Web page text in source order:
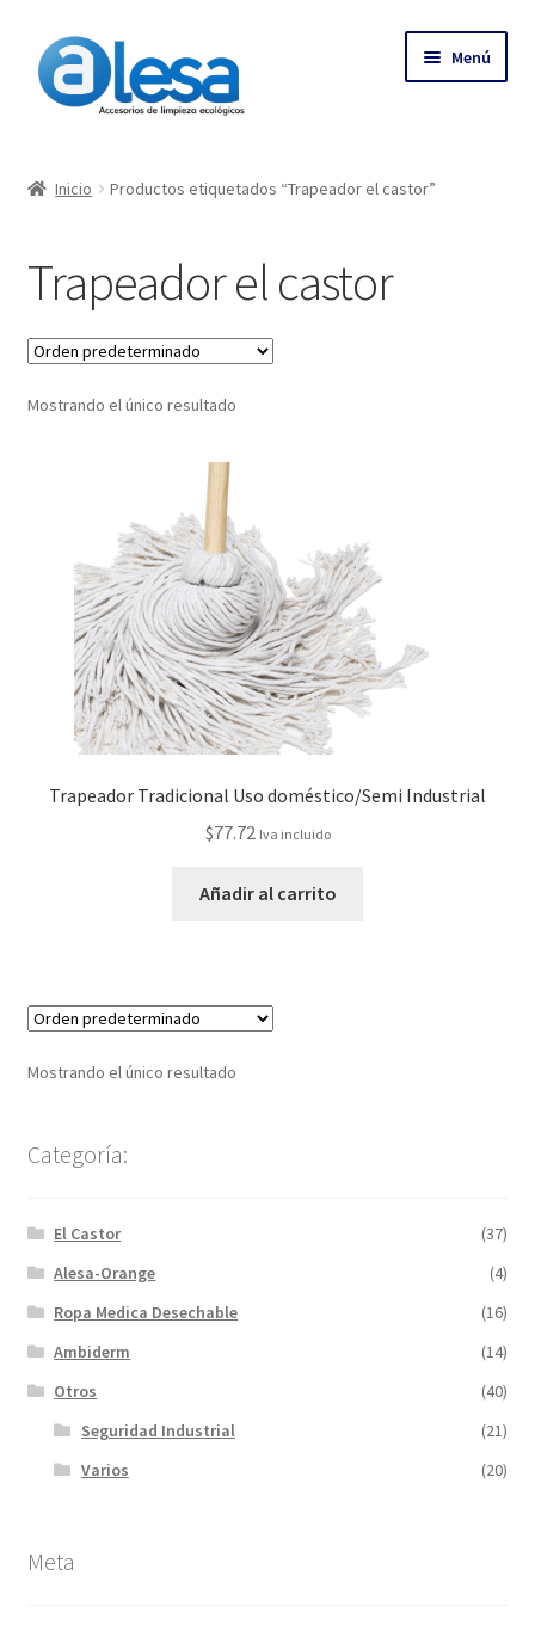
Menú
Contacto
Empresa
Más
Inicio Productos etiquetados “Trapeador el castor”
Trapeador el castor
Mostrando el único resultado
Trapeador Tradicional Uso doméstico/Semi Industrial
$77.72 Iva incluido
Añadir al carrito
Mostrando el único resultado
Categoría:
El Castor
(37)
Alesa-Orange
(4)
Ropa Medica Desechable
(16)
Ambiderm
(14)
Otros
(40)
Seguridad Industrial
(21)
Varios
(20)
Meta